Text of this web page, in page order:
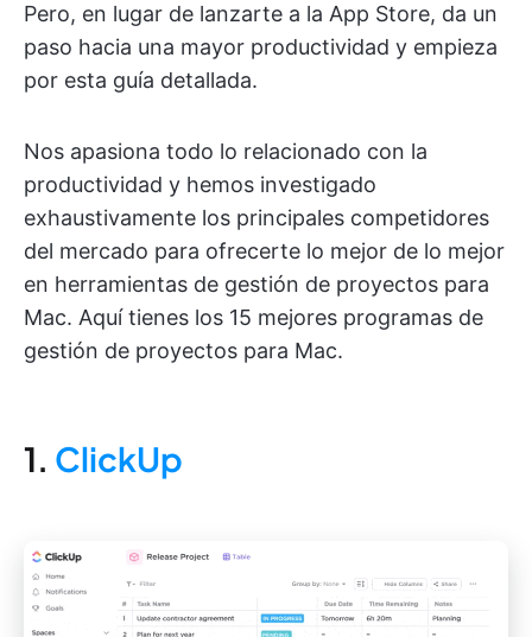
Pero, en lugar de lanzarte a la App Store, da un
paso hacia una mayor productividad y empieza
por esta guía detallada.
Nos apasiona todo lo relacionado con la
productividad y hemos investigado
exhaustivamente los principales competidores
del mercado para ofrecerte lo mejor de lo mejor
en herramientas de gestión de proyectos para
Mac. Aquí tienes los 15 mejores programas de
gestión de proyectos para Mac.
1. ClickUp